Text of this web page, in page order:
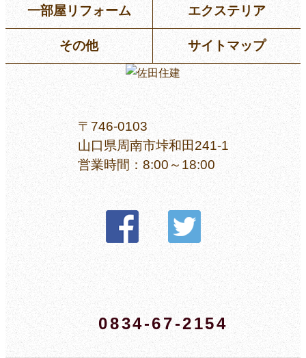
一部屋リフォーム エクステリア
その他 サイトマップ
〒746-0103
山口県周南市垰和田241-1
営業時間：8:00～18:00
お問い合せはこちら
0834-67-2154